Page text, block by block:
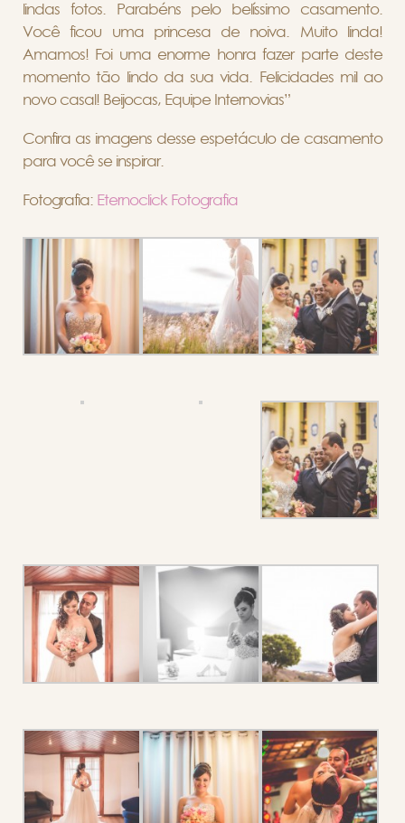
lindas fotos. Parabéns pelo belíssimo casamento.
Você ficou uma princesa de noiva. Muito linda!
Amamos! Foi uma enorme honra fazer parte deste
momento tão lindo da sua vida. Felicidades mil ao
novo casal! Beijocas, Equipe Internovias”
Confira as imagens desse espetáculo de casamento
para você se inspirar.
Fotografia: Eternoclick Fotografia